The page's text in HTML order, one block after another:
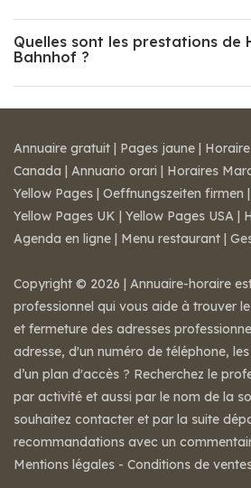
Quelles sont les prestations de
Bahnhof ?
Annuaire gratuit | Pages jaune |
Canada | Annuario orari | Horaires
Yellow Pages | Oeffnungszeiten firmen |
Yellow Pages UK | Yellow Pages USA |
Agenda en ligne | Menu restaurant |
Copyright © 2026 | Annuaire-horaire
professionnel qui vous aide à trouver
et fermeture des adresses
adresse, d'un numéro de téléphone, les
d’un plan d'accès ? Recherchez le
par activité et aussi par le nom de la
souhaitez contacter et par la suite
recommandations avec un
Mentions légales - Conditions de